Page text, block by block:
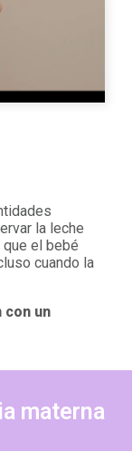
la leche
el bebé
cuando la
con un
materna